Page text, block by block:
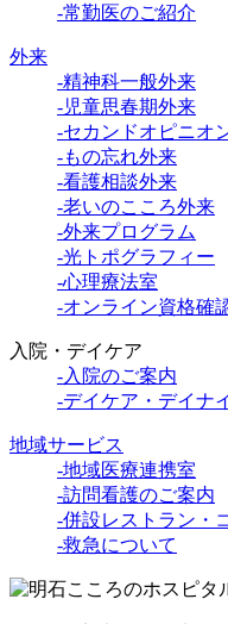
-常勤医のご紹介
外来
-精神科一般外来
-児童思春期外来
-セカンドオピニオ
-もの忘れ外来
-看護相談外来
-老いのこころ外来
-外来プログラム
-光トポグラフィー
-心理療法室
-オンライン資格確
入院・デイケア
-入院のご案内
-デイケア・デイナ
地域サービス
-地域医療連携室
-訪問看護のご案内
-併設レストラン・
-救急について